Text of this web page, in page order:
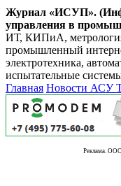
Журнал «ИСУП».
управления в
ИТ, КИПиА,
промышленный
электротехника,
испытательные
Главная Новости АСУ
Реклама.